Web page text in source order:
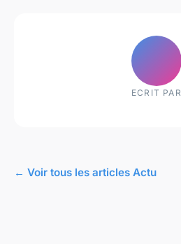
ECRIT PAR
← Voir tous les articles Actu